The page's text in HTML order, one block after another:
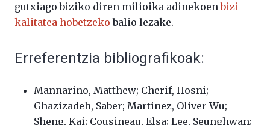
gutxiago biziko diren milioika adinekoenbizi-
kalitatea hobetzeko balio lezake.
Erreferentzia bibliografikoak:
Mannarino, Matthew; Cherif, Hosni;
Ghazizadeh, Saber; Martinez, Oliver Wu;
Sheng, Kai; Cousineau, Elsa; Lee, Seunghwan;